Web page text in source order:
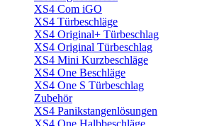
XS4 Com iGO
XS4 Türbeschläge
XS4 Original+ Türbeschlag
XS4 Original Türbeschlag
XS4 Mini Kurzbeschläge
XS4 One Beschläge
XS4 One S Türbeschlag
Zubehör
XS4 Panikstangenlösungen
XS4 One Halbbeschläge